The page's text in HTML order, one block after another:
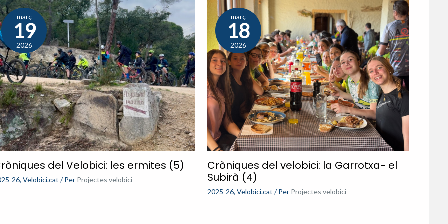
març
19
2026
del Velobici: les ermites (5)
26, Velobici.cat / Per Projectes velobici
març
18
2026
Cròniques del velobici: la Garrotxa- el
Subirà (4)
2025-26,Velobici.cat / Per Projectes velobici